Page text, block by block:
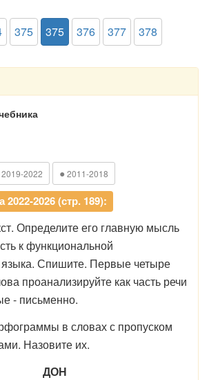
375 375 376 377 378
2019-2022 ● 2011-2018
2026 (стр. 189):
Определите его главную мысль
к функциональной
языка. Спишите. Первые четыре
проанализируйте как часть речи
- письменно.
в словах с пропуском
Назовите их.
ДОН